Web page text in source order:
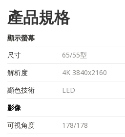
產品規格
顯示螢幕
尺寸
65/55型
解析度
4K 3840x2160
顯色技術
LED
影像
可視角度
178/178